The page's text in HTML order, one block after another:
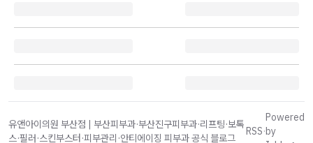
유앤아이의원 부산점 | 부산피부과·부산진구피부과·리프팅·보톡
스·필러·스킨부스터·피부관리·안티에이징 피부과 공식 블로그
RSS·
Powered
by